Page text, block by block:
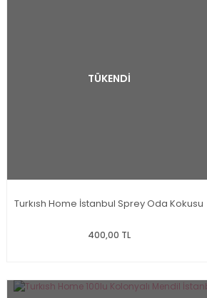
TÜKENDİ
Turkısh Home İstanbul Sprey Oda Kokusu
400,00 TL